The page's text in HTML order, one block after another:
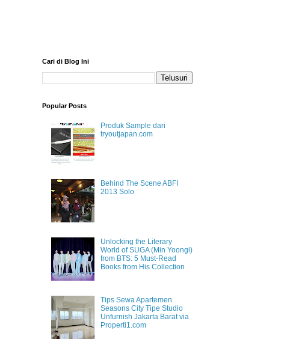
Cari di Blog Ini
Popular Posts
Produk Sample dari
tryoutjapan.com
Behind The Scene ABFI
2013 Solo
Unlocking the Literary
World of SUGA (Min Yoongi)
from BTS: 5 Must-Read
Books from His Collection
Tips Sewa Apartemen
Seasons City Tipe Studio
Unfurnish Jakarta Barat via
Properti1.com